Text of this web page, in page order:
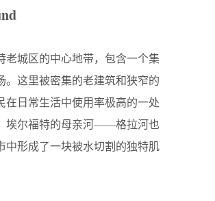
老城区的中心地带，包含一个集
。这里被密集的老建筑和狭窄的
在日常生活中使用率极高的一处
埃尔福特的母亲河——格拉河也
中形成了一块被水切割的独特肌